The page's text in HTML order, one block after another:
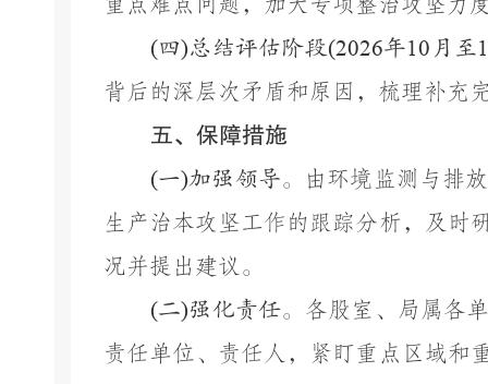
(四)总结评估阶段(2026年10 月至
背后的深层次矛盾和原因，梳理补充
五、保障措施
(一)加强领导。
由环境监测与排
生产治本攻坚工作的跟踪分析，及时
况并提出建议。
(二)强化责任。 各股室、局属各
责任单位、责任人，紧盯重点区域和